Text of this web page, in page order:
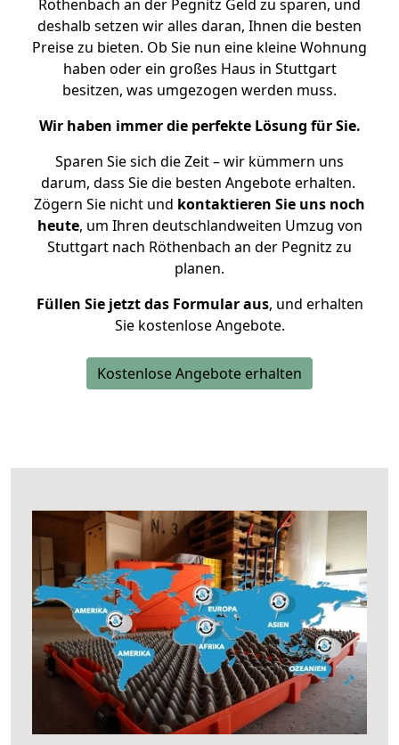
Röthenbach an der Pegnitz Geld zu sparen, und
deshalb setzen wir alles daran, Ihnen die besten
Preise zu bieten. Ob Sie nun eine kleine Wohnung
haben oder ein großes Haus in Stuttgart
besitzen, was umgezogen werden muss.
Wir haben immer die perfekte Lösung für Sie.
Sparen Sie sich die Zeit – wir kümmern uns
darum, dass Sie die besten Angebote erhalten.
Zögern Sie nicht und kontaktieren Sie uns noch
heute, um Ihren deutschlandweiten Umzug von
Stuttgart nach Röthenbach an der Pegnitz zu
planen.
Füllen Sie jetzt das Formular aus, und erhalten
Sie kostenlose Angebote.
Kostenlose Angebote erhalten